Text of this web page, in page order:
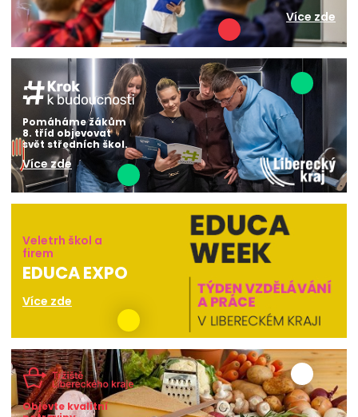
Více zde
Pomáháme žákům
8. tříd objevovat
svět středních škol.
Více zde
Veletrh škol a
firem
EDUCA EXPO
Více zde
Objevte kvalitní